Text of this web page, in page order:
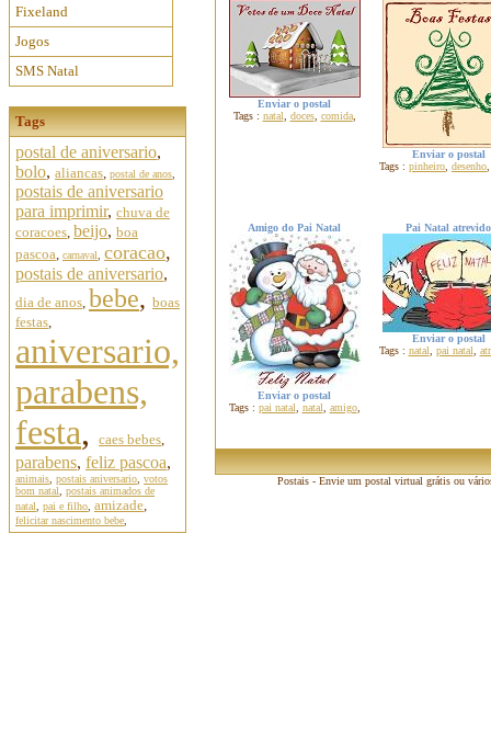
Fixeland
Jogos
SMS Natal
Tags
postal de aniversario,
bolo, aliancas, postal de anos
postais de aniversario
para imprimir, chuva de
coracoes, beijo, boa
pascoa, carnaval coracao,
postais de aniversario,
dia de anos, bebe, boas
festas,
aniversario,
parabens,
festa, caes bebes,
parabens, feliz pascoa,
animais postais aniversario votos
bom natal
postais animados de
natal
pai e filho amizade,
felicitar nascimento bebe
Enviar o postal
Tags : natal doces, comida,
Enviar o postal
Tags : pinheiro desenho
Amigo do Pai Natal
Enviar o postal
Tags : pai natal natal amigo,
Pai Natal atrevido
Enviar o postal
Tags : natal pai natal
Postais - Envie um postal virtual grátis ou